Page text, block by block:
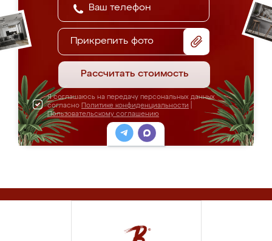
Прикрепить фото
Рассчитать стоимость
Я соглашаюсь на передачу персональных данных
согласно Политике конфиденциальности
Пользовательскому соглашению